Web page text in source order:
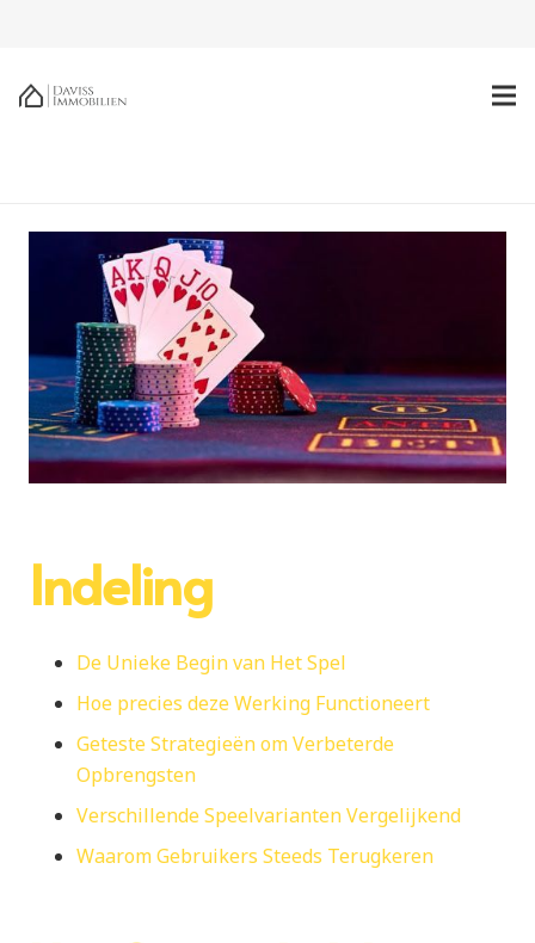
Indeling
De Unieke Begin van Het Spel
Hoe precies deze Werking Functioneert
Geteste Strategieën om Verbeterde
Opbrengsten
Verschillende Speelvarianten Vergelijkend
Waarom Gebruikers Steeds Terugkeren